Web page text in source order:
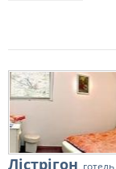
Лістрігон, готель